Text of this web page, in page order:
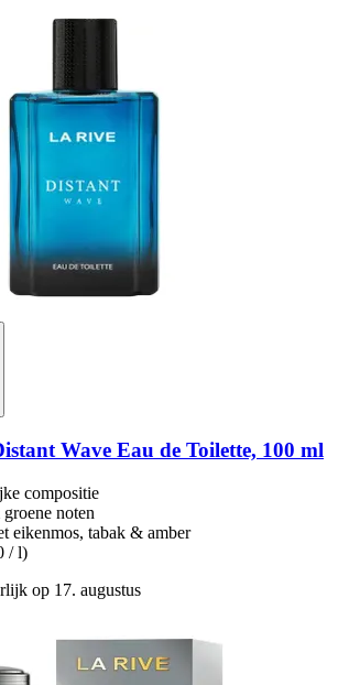
Wave Eau de Toilette, 100 ml
compositie
noten
eikenmos, tabak & amber
/ l)
op 17. augustus